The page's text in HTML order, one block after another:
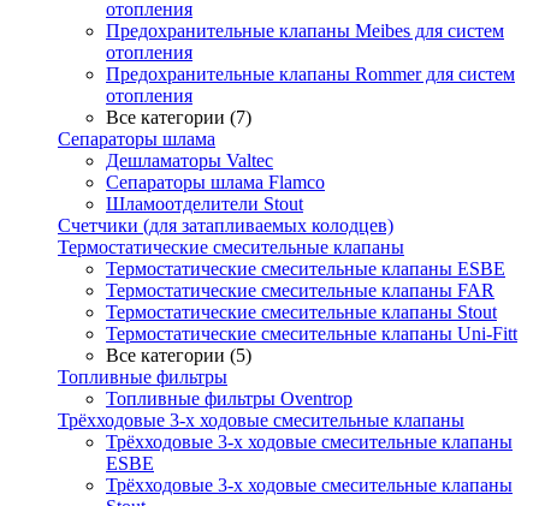
отопления
Предохранительные клапаны Meibes для систем
отопления
Предохранительные клапаны Rommer для систем
отопления
Все категории (7)
Сепараторы шлама
Дешламаторы Valtec
Сепараторы шлама Flamco
Шламоотделители Stout
Счетчики (для затапливаемых колодцев)
Термостатические смесительные клапаны
Термостатические смесительные клапаны ESBE
Термостатические смесительные клапаны FAR
Термостатические смесительные клапаны Stout
Термостатические смесительные клапаны Uni-Fitt
Все категории (5)
Топливные фильтры
Топливные фильтры Oventrop
Трёхходовые 3-х ходовые смесительные клапаны
Трёхходовые 3-х ходовые смесительные клапаны
ESBE
Трёхходовые 3-х ходовые смесительные клапаны